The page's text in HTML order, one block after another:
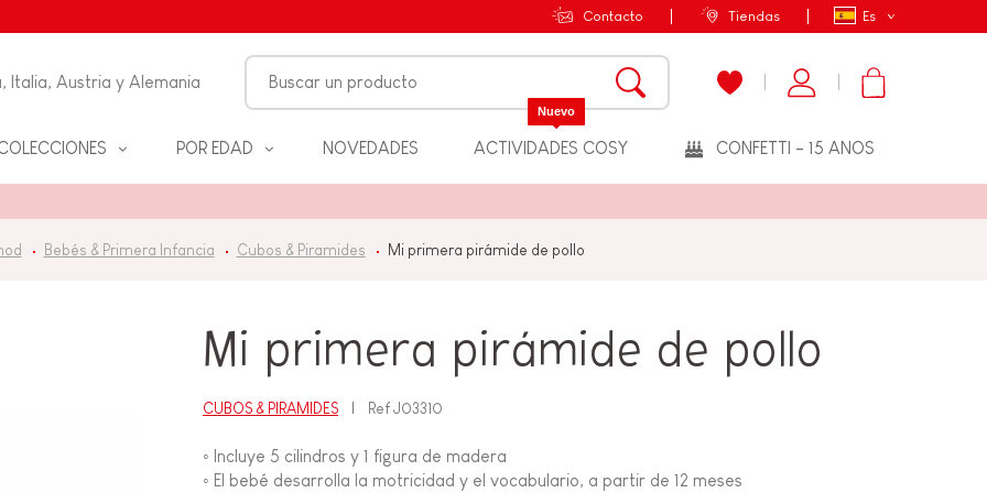
Es
Contacto Tiendas
Italia, Austria y Alemania
POR EDAD NOVEDADES ACTIVIDADES COSY
Nuevo
CONFETTI - 15 ANOS
Bebés & Primera Infancia Cubos & Piramides Mi primera pirámide de pollo
Mi primera pirámide de pollo
CUBOS & PIRAMIDES RefJ03310
◦ Incluye 5 cilindros y 1 figura de madera
◦ El bebé desarrolla la motricidad y el vocabulario, a partir de 12 meses